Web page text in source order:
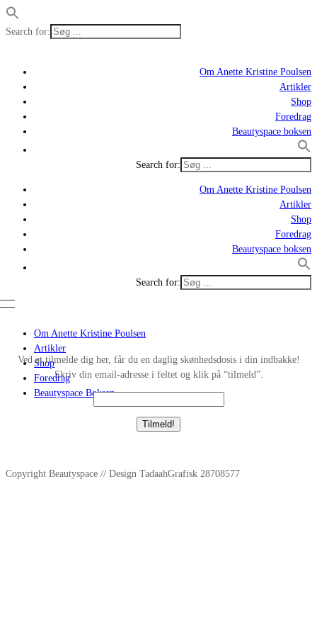
Search for:
Om Anette Kristine Poulsen
Artikler
Shop
Foredrag
Beautyspace boksen
Search for:
Om Anette Kristine Poulsen
Artikler
Shop
Foredrag
Beautyspace boksen
Search for:
Om Anette Kristine Poulsen
Artikler
Shop
Foredrag
Beautyspace Boksen
Ved at tilmelde dig her, får du en daglig skønhedsdosis i din indbakke!
Skriv din email-adresse i feltet og klik på “tilmeld”.
Copyright Beautyspace // Design TadaahGrafisk 28708577